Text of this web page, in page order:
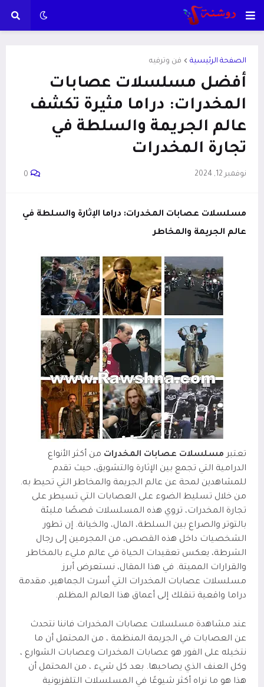
الصفحة الرئيسية فن وترفيه
أفضل مسلسلات عصابات
المخدرات: دراما مثيرة تكشف
عالم الجريمة والسلطة في
تجارة المخدرات
نوفمبر 12, 2024 0
مسلسلات عصابات المخدرات: دراما الإثارة والسلطة في
عالم الجريمة والمخاطر
تعتبر مسلسلات عصابات المخدرات من أكثر الأنواع
الدرامية التي تجمع بين الإثارة والتشويق، حيث تقدم
للمشاهدين لمحة عن عالم الجريمة والمخاطر التي تحيط به.
من خلال تسليط الضوء على العصابات التي تسيطر على
تجارة المخدرات، تروي هذه المسلسلات قصصًا مليئة
بالتوتر والصراع بين السلطة، المال، والخيانة. إن تطور
الشخصيات داخل هذه القصص، من المجرمين إلى رجال
الشرطة، يعكس تعقيدات الحياة في عالم مليء بالمخاطر
والقرارات المميتة. في هذا المقال، نستعرض أبرز
مسلسلات عصابات المخدرات التي أسرت الجماهير، مقدمة
دراما واقعية تنقلك إلى أعماق هذا العالم المظلم.
عند مشاهدة مسلسلات عصابات المخدرات فاننا نتحدث
عن العصابات في الجريمة المنظمة ، من المحتمل أن ما
نتخيله على الفور هو عصابات المخدرات وعصابات الشوارع ،
وكل العنف الذي يصاحبها. بعد كل شيء ، من المحتمل أن
هذا هو ما نراه أكثر شيوعًا في المسلسلات التلفزيونية